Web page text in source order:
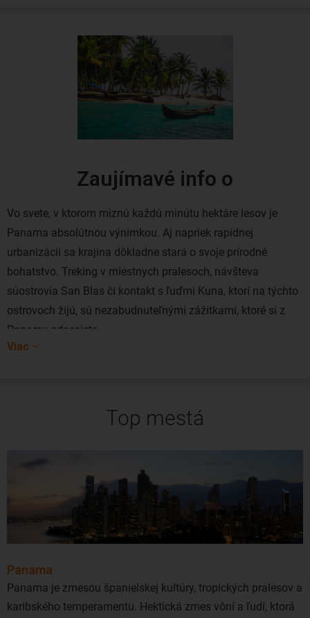
Zaujímavé info o
Vo svete, v ktorom miznú každú minútu hektáre lesov je
Panama absolútnou výnimkou. Aj napriek rapídnej
urbanizácii sa krajina dôkladne stará o svoje prírodné
bohatstvo. Treking v miestnych pralesoch, návšteva
súostrovia San Blas či kontakt s ľuďmi Kuna, ktorí na týchto
ostrovoch žijú, sú nezabudnuteľnými zážitkami, ktoré si z
Panamy odnesiete.
zmes vôní a ľudí, ktorá je obrazom každodenného života v
letísk. Priamy let do Panamy z našich končín neexistuje, s
jedným prestupom však možno letieť s obľúbenými
spoločnosťami ako napríklad Turkish Airlines alebo Air
Viac
Top mestá
Panama
Panama je zmesou španielskej kultúry, tropických pralesov a
karibského temperamentu. Hektická zmes vôní a ľudí, ktorá